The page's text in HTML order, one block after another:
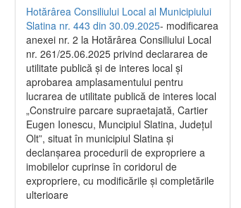
Hotărârea Consiliului Local al Municipiului
Slatina nr. 443 din 30.09.2025- modificarea
anexei nr. 2 la Hotărârea Consiliului Local
nr. 261/25.06.2025 privind declararea de
utilitate publică şi de interes local şi
aprobarea amplasamentului pentru
lucrarea de utilitate publică de interes local
„Construire parcare supraetajată, Cartier
Eugen Ionescu, Muncipiul Slatina, Judeţul
Olt”, situat în municipiul Slatina şi
declanşarea procedurii de expropriere a
imobilelor cuprinse în coridorul de
expropriere, cu modificările şi completările
ulterioare